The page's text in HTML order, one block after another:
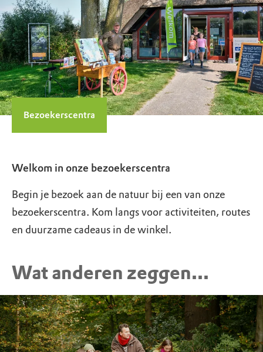
Bezoekerscentra
Welkom in onze bezoekerscentra
Begin je bezoek aan de natuur bij een van onze
bezoekerscentra. Kom langs voor activiteiten, routes
en duurzame cadeaus in de winkel.
Wat anderen zeggen...